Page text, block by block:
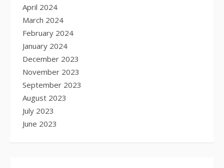
April 2024
March 2024
February 2024
January 2024
December 2023
November 2023
September 2023
August 2023
July 2023
June 2023